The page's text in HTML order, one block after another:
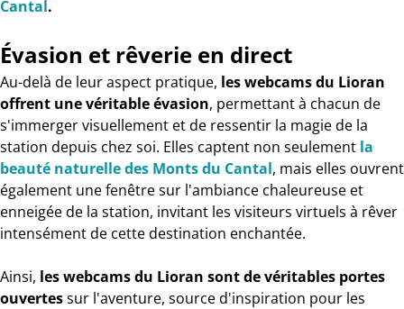
Cantal.
Évasion et rêverie en direct
Au-delà de leur aspect pratique, les webcams du Lioran
offrent une véritable évasion, permettant à chacun de
s'immerger visuellement et de ressentir la magie de la
station depuis chez soi. Elles captent non seulement la
beauté naturelle des Monts du Cantal, mais elles ouvrent
également une fenêtre sur l'ambiance chaleureuse et
enneigée de la station, invitant les visiteurs virtuels à rêver
intensément de cette destination enchantée.
Ainsi, les webcams du Lioran sont de véritables portes
ouvertessur l'aventure, source d'inspiration pour les